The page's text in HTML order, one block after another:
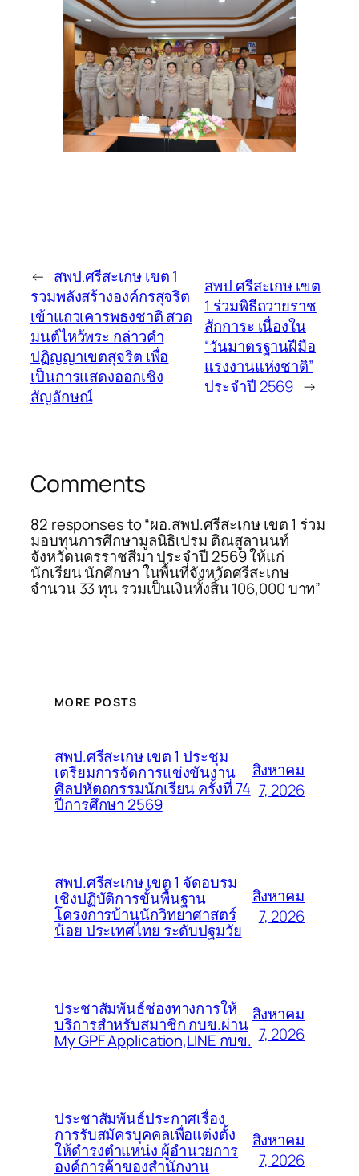
← สพป.ศรีสะเกษ เขต 1
รวมพลังสร้างองค์กรสุจริต
เข้าแถวเคารพธงชาติ สวด
มนต์ไหว้พระ กล่าวคำ
ปฏิญญาเขตสุจริต เพื่อ
เป็นการแสดงออกเชิง
สัญลักษณ์
สพป.ศรีสะเกษ เขต
1 ร่วมพิธีถวายราช
สักการะ เนื่องใน
“วันมาตรฐานฝีมือ
แรงงานแห่งชาติ”
ประจำปี 2569 →
Comments
82 responses to “ผอ.สพป.ศรีสะเกษ เขต 1 ร่วม
มอบทุนการศึกษามูลนิธิเปรม ติณสูลานนท์
จังหวัดนครราชสีมา ประจำปี 2569 ให้แก่
นักเรียน นักศึกษา ในพื้นที่จังหวัดศรีสะเกษ
จำนวน 33 ทุน รวมเป็นเงินทั้งสิ้น 106,000 บาท”
MORE POSTS
สพป.ศรีสะเกษ เขต 1 ประชุม
เตรียมการจัดการแข่งขันงาน
ศิลปหัตถกรรมนักเรียน ครั้งที่ 74
ปีการศึกษา 2569
สิงหาคม
7, 2026
สพป.ศรีสะเกษ เขต 1 จัดอบรม
เชิงปฏิบัติการขั้นพื้นฐาน
โครงการบ้านนักวิทยาศาสตร์
น้อย ประเทศไทย ระดับปฐมวัย
สิงหาคม
7, 2026
ประชาสัมพันธ์ช่องทางการให้
บริการสำหรับสมาชิก กบข.ผ่าน
My GPF Application,LINE กบข.
สิงหาคม
7, 2026
ประชาสัมพันธ์ประกาศเรื่อง
การรับสมัครบุคคลเพื่อแต่งตั้ง
ให้ดำรงตำแหน่ง ผู้อำนวยการ
องค์การค้าของสำนักงาน
สิงหาคม
7, 2026